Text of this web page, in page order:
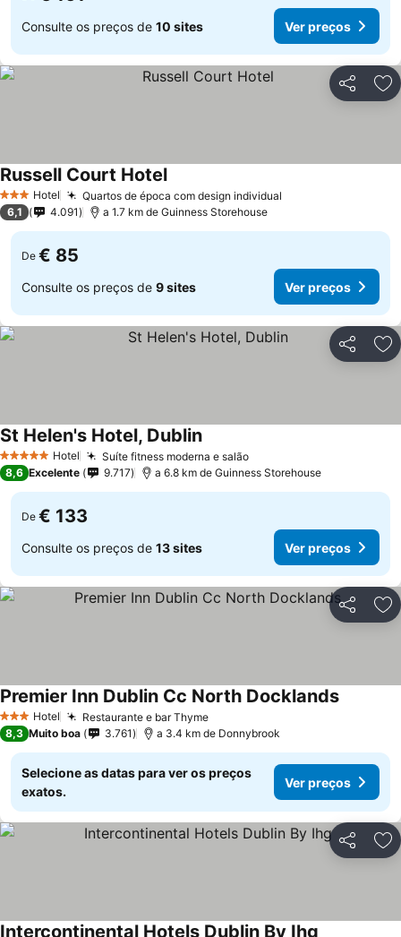
Consulte os preços de 10 sites Ver preços
Partilhar
3 EstrelasHotel Quartos de época com design individual
Russell Court HotelVer preços
6,1 4.091 a 1.7 km de Guinness Storehouse
De € 85
Consulte os preços de 9 sites Ver preços
Partilhar
5 Estrelas Hotel Suíte fitness moderna e salãoVer preços
St Helen's Hotel, DublinVer preços
8,6 Excelente 9.717 a 6.8 km de Guinness Storehouse
De € 133
Consulte os preços de 13 sites Ver preços
Partilhar
3 EstrelasHotel Restaurante e bar ThymeVer preços
Premier Inn Dublin Cc North DocklandsVer
8,3 Muito boa 3.761 a 3.4 km de Donnybrook
Selecione as datas para ver os preços
exatos.
Ver preços
Partilhar
Intercontinental Hotels Dublin By Ihg